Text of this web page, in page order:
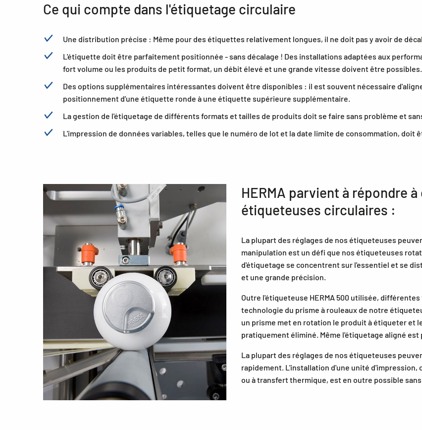
Ce qui compte dans l'étiquetage circulaire
Une distribution précise : Même pour des étiquettes relativement longues, il ne doit pas y avoir de
L'étiquette doit être parfaitement positionnée - sans décalage ! Des installations adaptées aux
fort volume ou les produits de petit format, un débit élevé et une grande vitesse doivent être possibles.
Des options supplémentaires intéressantes doivent être disponibles : il est souvent nécessaire
positionnement d'une étiquette ronde à une étiquette supérieure supplémentaire.
La gestion de l'étiquetage de différents formats et tailles de produits doit se faire sans problème et
L'impression de données variables, telles que le numéro de lot et la date limite de consommation, doit
HERMA parvient à répondre
étiqueteuses circulaires :
La plupart des réglages de nos étiqueteuses
manipulation est un défi que nos étiqueteuses
d'étiquetage se concentrent sur l'essentiel et se
et une grande précision.
Outre l'étiqueteuse HERMA 500 utilisée,
technologie du prisme à rouleaux de notre
un prisme met en rotation le produit à étiqueter et
pratiquement éliminé. Même l'étiquetage aligné
La plupart des réglages de nos étiqueteuses
rapidement. L'installation d'une unité d'impression,
ou à transfert thermique, est en outre possible